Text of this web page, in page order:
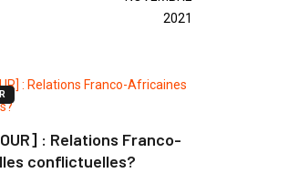
: Relations Franco-
conflictuelles?